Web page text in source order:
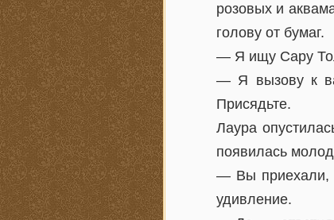
розовых и
голову от бумаг.
— Я ищу Сару
— Я вызову к
Присядьте.
Лаура
появилась
— Вы приехали,
удивление.